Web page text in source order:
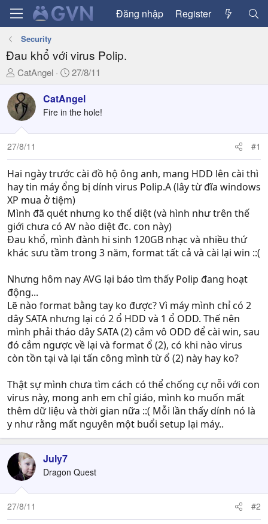
Đăng nhập Register
Security
Đau khổ với virus Polip.
T
r
e
a
d
s
t
a
r
t
e
r
CatAngel
N
à
y
ử
27/8/11
CatAngel
Fire in the hole!
27/8/11 #1
Hai ngày trước cài đồ hộ ông anh, mang HDD lên cài thì
hay tin máy ổng bị dính virus Polip.A (lây từ đĩa windows
XP mua ở tiệm)
Mình đã quét nhưng ko thể diệt (và hình như trên thế
giới chưa có AV nào diệt đc. con này)
Đau khổ, mình đành hi sinh 120GB nhạc và nhiều thứ
khác sưu tầm trong 3 năm, format tất cả và cài lại win ::(
Nhưng hôm nay AVG lại báo tìm thấy Polip đang hoạt
động...
Lẽ nào format bằng tay ko được? Vì máy mình chỉ có 2
dây SATA nhưng lại có 2 ổ HDD và 1 ổ ODD. Thế nên
mình phải tháo dây SATA (2) cắm vô ODD để cài win, sau
đó cắm ngược về lại và format ổ (2), có khi nào virus
còn tồn tại và lại tấn công mình từ ổ (2) này hay ko?
Thật sự mình chưa tìm cách có thể chống cự nỗi với con
virus này, mong anh em chỉ giáo, mình ko muốn mất
thêm dữ liệu và thời gian nữa ::( Mỗi lần thấy dính nó là
y như rằng mất nguyên một buổi setup lại máy..
July7
Dragon Quest
27/8/11 #2